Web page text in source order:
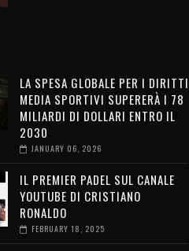
LA SPESA GLOBALE PER I DIRITTI
MEDIA SPORTIVI SUPERERÀ I 78
MILIARDI DI DOLLARI ENTRO IL
2030
JANUARY 06, 2026
IL PREMIER PADEL SUL CANALE
YOUTUBE DI CRISTIANO
RONALDO
FEBRUARY 18, 2025